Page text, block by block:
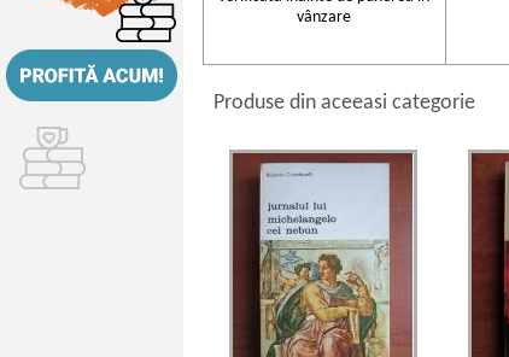
vânzare
Produse din aceeasi categorie